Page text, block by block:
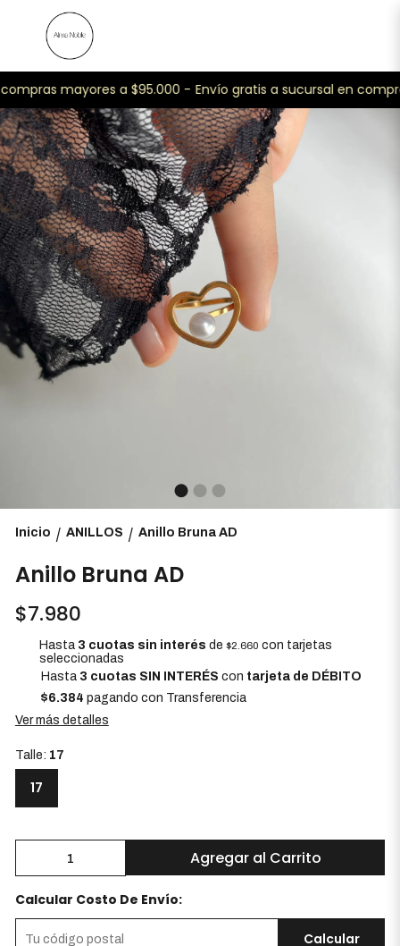
mayores a $95.000 - Envío gratis a sucursal en
Inicio / ANILLOS / Anillo Bruna AD
Anillo Bruna AD
$7.980
Hasta 3 cuotas sin interés de $2.660 con tarjetas
seleccionadas
Hasta 3 cuotas SIN INTERÉS con tarjeta de DÉBITO
$6.384 pagando con Transferencia
Ver más detalles
Talle: 17
17
Agregar al Carrito
Calcular Costo De Envío:
Calcular